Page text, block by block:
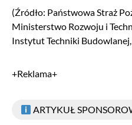
(Źródło: Państwowa Straż
Ministerstwo Rozwoju i
Instytut Techniki
+Reklama+
ARTYKUŁ